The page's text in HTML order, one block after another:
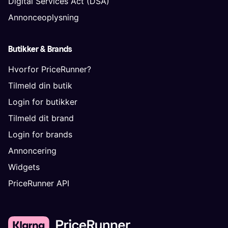
Annonceoplysning
Butikker & Brands
Hvorfor PriceRunner?
Tilmeld din butik
Login for butikker
Tilmeld dit brand
Login for brands
Annoncering
Widgets
PriceRunner API